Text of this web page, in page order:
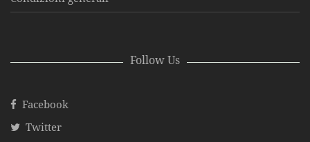
Follow Us
Facebook
Twitter